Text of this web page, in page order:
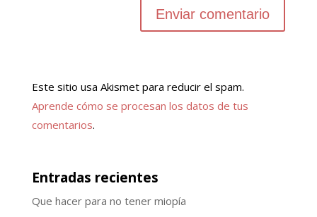
Este sitio usa Akismet para reducir el spam.
Aprende cómo se procesan los datos de tus
comentarios.
Entradas recientes
Que hacer para no tener miopía